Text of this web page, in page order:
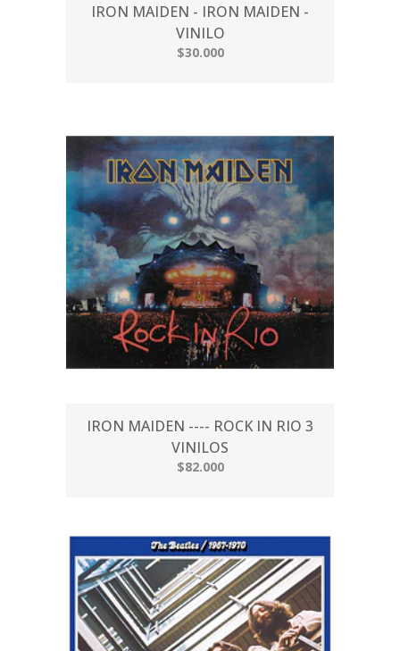
IRON MAIDEN - IRON MAIDEN -
VINILO
$30.000
IRON MAIDEN ---- ROCK IN RIO 3
VINILOS
$82.000